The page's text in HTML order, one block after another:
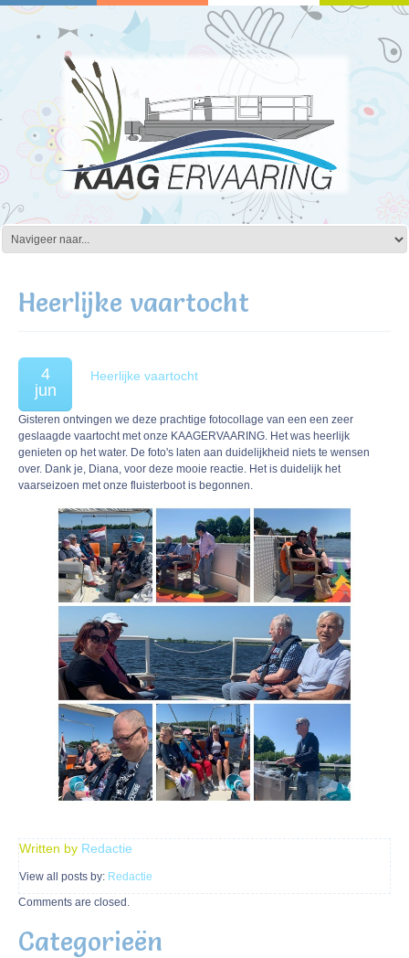
Heerlijke vaartocht
4
jun
Heerlijke vaartocht
Gisteren ontvingen we deze prachtige fotocollage van een een zeer
geslaagde vaartocht met onze KAAGERVAARING. Het was heerlijk
genieten op het water. De foto's laten aan duidelijkheid niets te wensen
over. Dank je, Diana, voor deze mooie reactie. Het is duidelijk het
vaarseizoen met onze fluisterboot is begonnen.
Written by Redactie
View all posts by: Redactie
Comments are closed.
Categorieën